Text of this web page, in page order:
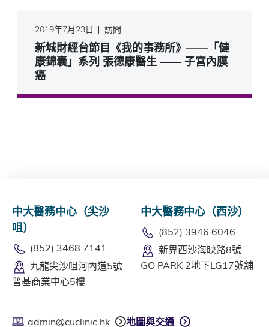
2019年7月23日 訪問
新城財經台節目《我的事務所》——「健
康錦囊」系列 張德康醫生 —— 子宮內膜
癌
中大醫務中心（尖沙
咀）
(852) 3468 7141
九龍尖沙咀河內道5號
普基商業中心5樓
中大醫務中心（西沙）
(852) 3946 6046
新界西沙海映路8號
GO PARK 2地下LG17號舖
admin@cuclinic.hk 地圖與交通